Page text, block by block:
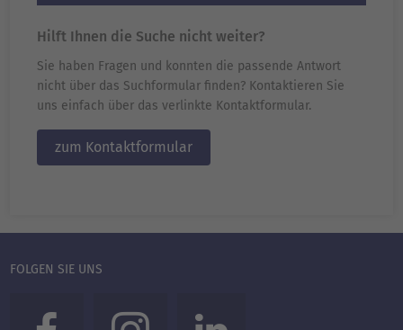
Hilft Ihnen die Suche nicht weiter?
Sie haben Fragen und konnten die passende Antwort
nicht über das Suchformular finden? Kontaktieren Sie
uns einfach über das verlinkte Kontaktformular.
zum Kontaktformular
FOLGEN SIE UNS